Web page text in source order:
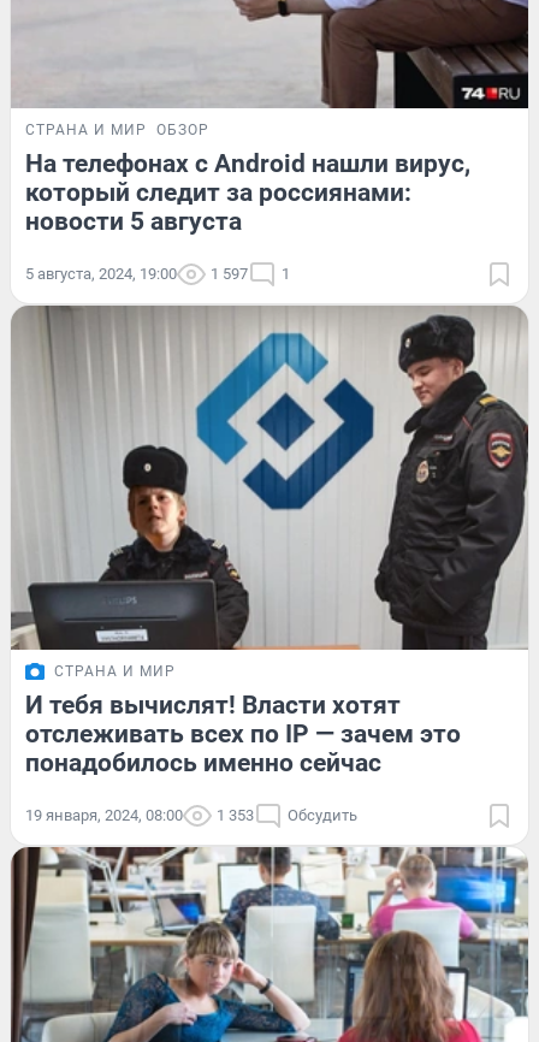
СТРАНА И МИР ОБЗОР
На телефонах с Android нашли вирус,
который следит за россиянами:
новости 5 августа
5 августа, 2024, 19:00 1 597 1
СТРАНА И МИР
И тебя вычислят! Власти хотят
отслеживать всех по IP — зачем это
понадобилось именно сейчас
19 января, 2024, 08:00 1 353 Обсудить